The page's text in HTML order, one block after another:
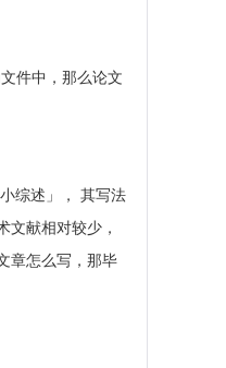
件中，那么论文
综述」， 其写法
献相对较少，
章怎么写，那毕